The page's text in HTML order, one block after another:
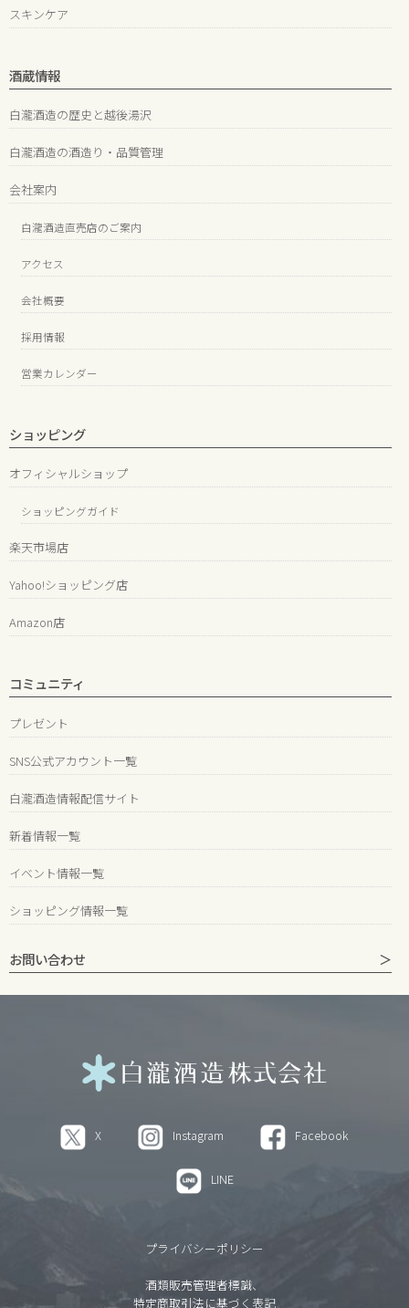
スキンケア
酒蔵情報
白瀧酒造の歴史と越後湯沢
白瀧酒造の酒造り・品質管理
会社案内
白瀧酒造直売店のご案内
アクセス
会社概要
採用情報
営業カレンダー
ショッピング
オフィシャルショップ
ショッピングガイド
楽天市場店
Yahoo!ショッピング店
Amazon店
コミュニティ
プレゼント
SNS公式アカウント一覧
白瀧酒造情報配信サイト
新着情報一覧
イベント情報一覧
ショッピング情報一覧
お問い合わせ
X Instagram Facebook
LINE
プライバシーポリシー
酒類販売管理者標識、
特定商取引法に基づく表記